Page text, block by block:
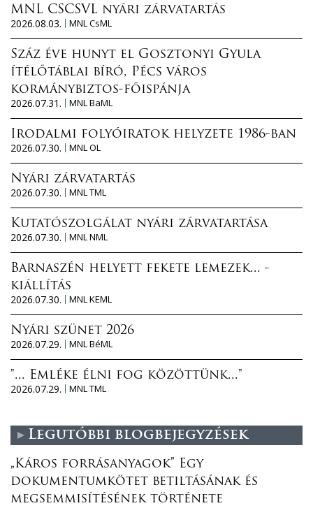
MNL CSCSVL nyári zárvatartás
2026.08.03.
MNL CsML
Száz éve hunyt el Gosztonyi Gyula
ítélőtáblai bíró, Pécs város
kormánybiztos-főispánja
2026.07.31.
MNL BaML
Irodalmi folyóiratok helyzete 1986-ban
2026.07.30.
MNL OL
Nyári zárvatartás
2026.07.30.
MNL TML
Kutatószolgálat nyári zárvatartása
2026.07.30.
MNL NML
Barnaszén helyett fekete lemezek... -
kiállítás
2026.07.30.
MNL KEML
Nyári szünet 2026
2026.07.29.
MNL BéML
"... Emléke élni fog közöttünk..."
2026.07.29.
MNL TML
Legutóbbi blogbejegyzések
„Káros forrásanyagok” Egy
dokumentumkötet betiltásának és
megsemmisítésének története